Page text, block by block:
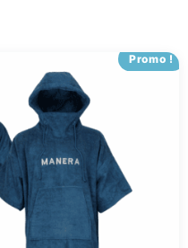
Promo !